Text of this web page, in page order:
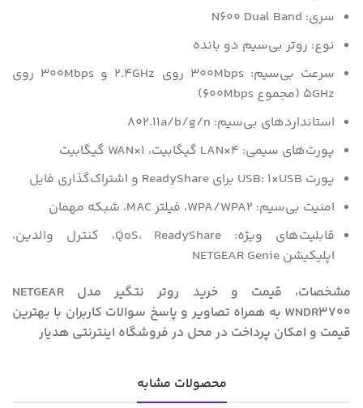
سری: N600 Dual Band
نوع: روتر بی‌سیم دو بانده
سرعت بی‌سیم: 300Mbps روی 2.4GHz و 300Mbps روی
5GHz (مجموع 600Mbps)
استانداردهای بی‌سیم: 802.11a/b/g/n
پورت‌های سیمی: 4×LAN گیگابیت، 1×WAN گیگابیت
پورت USB: 1×USB برای ReadyShare و اشتراک‌گذاری فایل
امنیت بی‌سیم: WPA/WPA2، فیلتر MAC، شبکه مهمان
قابلیت‌های ویژه: QoS، ReadyShare، کنترل والدین،
اپلیکیشن NETGEAR Genie
مشخصات، قیمت و خرید روتر نتگیر مدل NETGEAR
WNDR3700 به همراه تصاویر و پاسخ سوالات کاربران با بهترین
قیمت و امکان پرداخت در محل در فروشگاه اینترنتی هدیار
محصولات مشابه